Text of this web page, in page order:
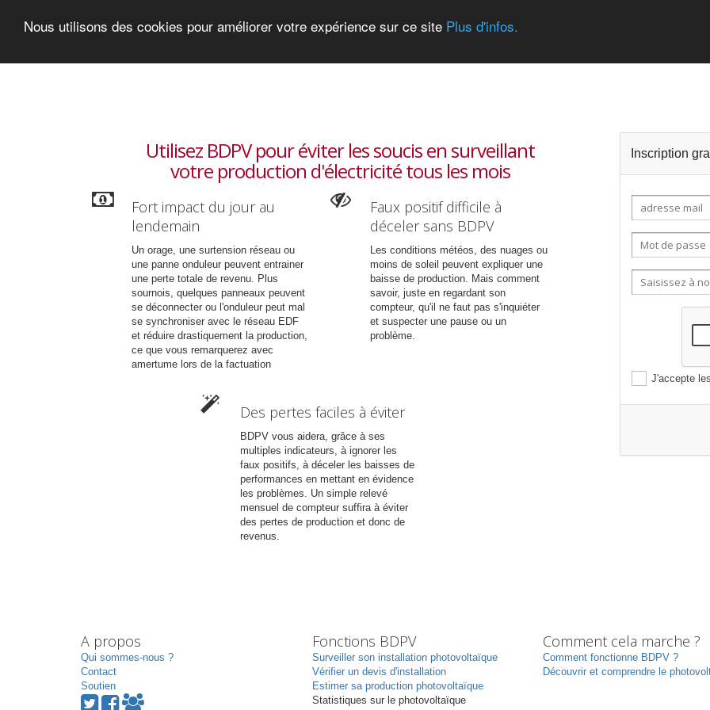
Nous utilisons des cookies pour améliorer votre expérience sur ce site Plus d'infos.
Utilisez BDPV pour éviter les soucis en surveillant
votre production d'électricité tous les mois
Fort impact du jour au
lendemain
Un orage, une surtension réseau ou
une panne onduleur peuvent entrainer
une perte totale de revenu. Plus
sournois, quelques panneaux peuvent
se déconnecter ou l'onduleur peut mal
se synchroniser avec le réseau EDF
et réduire drastiquement la production,
ce que vous remarquerez avec
amertume lors de la factuation
Faux positif difficile à
déceler sans BDPV
Les conditions météos, des nuages ou
moins de soleil peuvent expliquer une
baisse de production. Mais comment
savoir, juste en regardant son
compteur, qu'il ne faut pas s'inquiéter
et suspecter une pause ou un
problème.
Des pertes faciles à éviter
BDPV vous aidera, grâce à ses
multiples indicateurs, à ignorer les
faux positifs, à déceler les baisses de
performances en mettant en évidence
les problèmes. Un simple relevé
mensuel de compteur suffira à éviter
des pertes de production et donc de
revenus.
Inscription
J'accepte les
A propos
Qui sommes-nous ?
Contact
Soutien
Fonctions BDPV
Surveiller son installation photovoltaïque
Vérifier un devis d'installation
Estimer sa production photovoltaïque
Statistiques sur le photovoltaïque
Comment cela marche ?
Comment fonctionne BDPV ?
Découvrir et comprendre le